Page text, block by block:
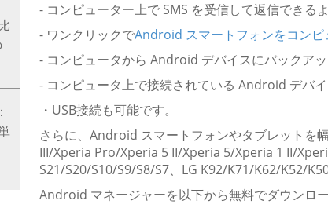
- コンピューター上で SMS を受信して​​返信できる
- ワンクリックでAndroid スマートフォンをコン
- コンピュータから Android デバイスにバックアッ
- コンピュータ上で接続されている Android デバ
・USB接続も可能です。
さらに、Android スマートフォンやタブレットを
III/Xperia Pro/Xperia 5 II/Xperia 5/Xperia 1 II/
S21/S20/S10/S9/S8/S7、LG K92/K71/K62/K52/
Android マネージャーを以下から無料でダウンロー